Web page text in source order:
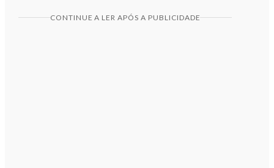
CONTINUE A LER APÓS A PUBLICIDADE